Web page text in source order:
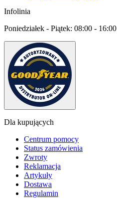
Infolinia
Poniedziałek - Piątek: 08:00 - 16:00
Dla kupujących
Centrum pomocy
Status zamówienia
Zwroty
Reklamacja
Artykuły
Dostawa
Regulamin